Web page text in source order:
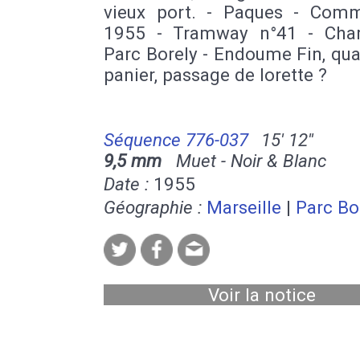
vieux port. - Paques -
1955 - Tramway n°41 -
Parc Borely - Endoume Fin,
panier, passage de lorette ?
Séquence 776-037
15' 12''
9,5 mm Muet - Noir & Blanc
Date : 1955
Géographie : Marseille | Parc
Voir la notice